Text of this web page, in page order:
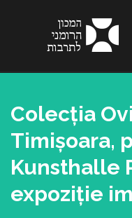
Colecția
Timișoara,
Kunsthalle
expoziție